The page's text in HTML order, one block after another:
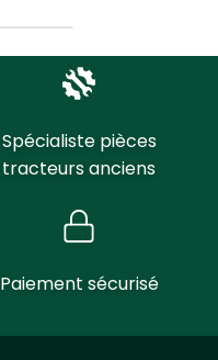
Spécialiste pièces
tracteurs anciens
Paiement sécurisé